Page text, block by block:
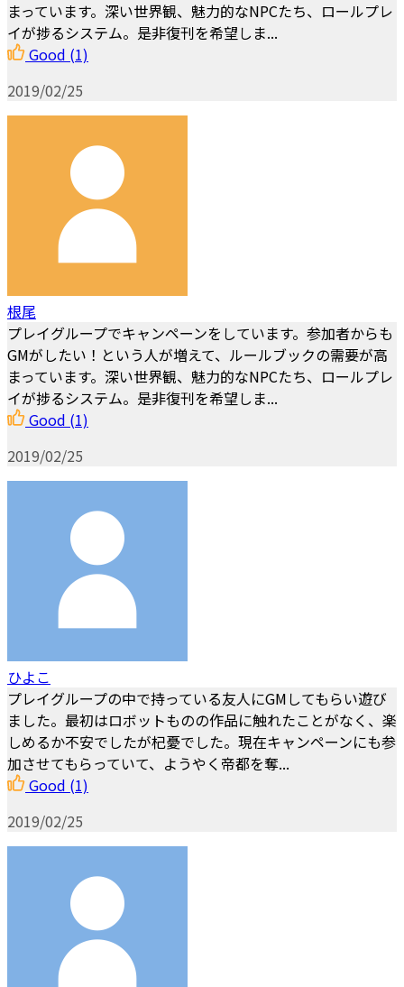
まっています。深い世界観、魅力的なNPCたち、ロールプレ
イが捗るシステム。是非復刊を希望しま...
Good (1)
2019/02/25
根尾
プレイグループでキャンペーンをしています。参加者からも
GMがしたい！という人が増えて、ルールブックの需要が高
まっています。深い世界観、魅力的なNPCたち、ロールプレ
イが捗るシステム。是非復刊を希望しま...
Good (1)
2019/02/25
ひよこ
プレイグループの中で持っている友人にGMしてもらい遊び
ました。最初はロボットものの作品に触れたことがなく、楽
しめるか不安でしたが杞憂でした。現在キャンペーンにも参
加させてもらっていて、ようやく帝都を奪...
Good (1)
2019/02/25